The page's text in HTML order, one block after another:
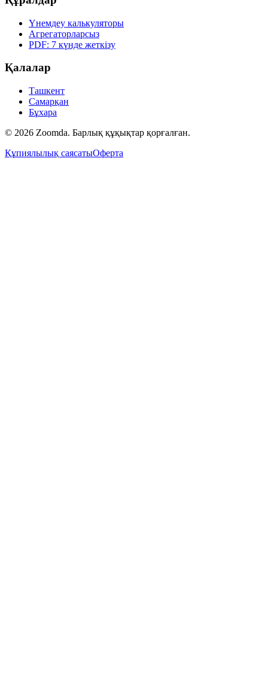
Үнемдеу калькуляторы
Агрегаторларсыз
PDF: 7 күнде жеткізу
Қалалар
Ташкент
Самарқан
Бұхара
© 2026 Zoomda. Барлық құқықтар қорғалған.
Құпиялылық саясатыОферта